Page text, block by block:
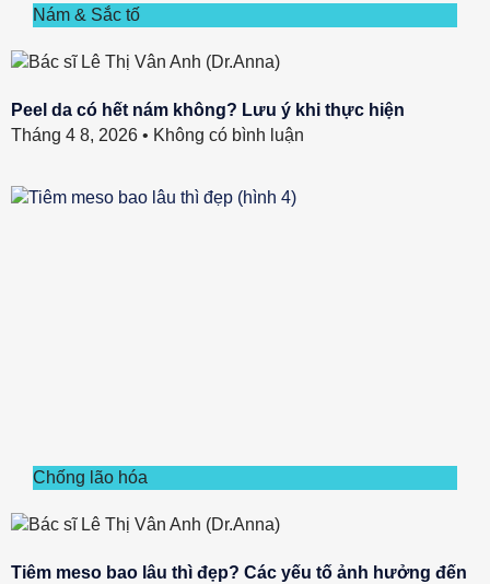
Nám & Sắc tố
Peel da có hết nám không? Lưu ý khi thực hiện
Tháng 4 8, 2026
Không có bình luận
Chống lão hóa
Tiêm meso bao lâu thì đẹp? Các yếu tố ảnh hưởng đến